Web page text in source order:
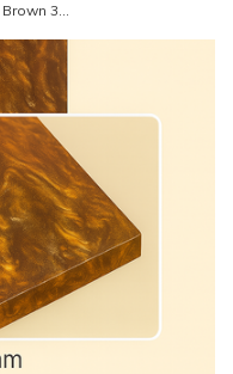
3...